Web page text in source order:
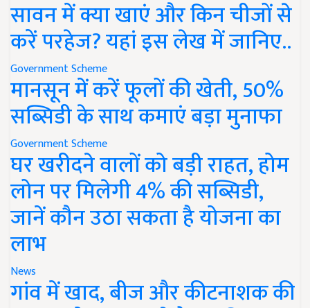
सावन में क्या खाएं और किन चीजों से
करें परहेज? यहां इस लेख में जानिए..
Government Scheme
मानसून में करें फूलों की खेती, 50%
सब्सिडी के साथ कमाएं बड़ा मुनाफा
Government Scheme
घर खरीदने वालों को बड़ी राहत, होम
लोन पर मिलेगी 4% की सब्सिडी,
जानें कौन उठा सकता है योजना का
लाभ
News
गांव में खाद, बीज और कीटनाशक की